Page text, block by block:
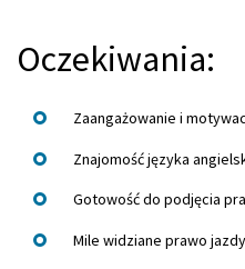
Oczekiwania:
Zaangażowanie i
Znajomość języka
Gotowość do podjęcia
Mile widziane prawo